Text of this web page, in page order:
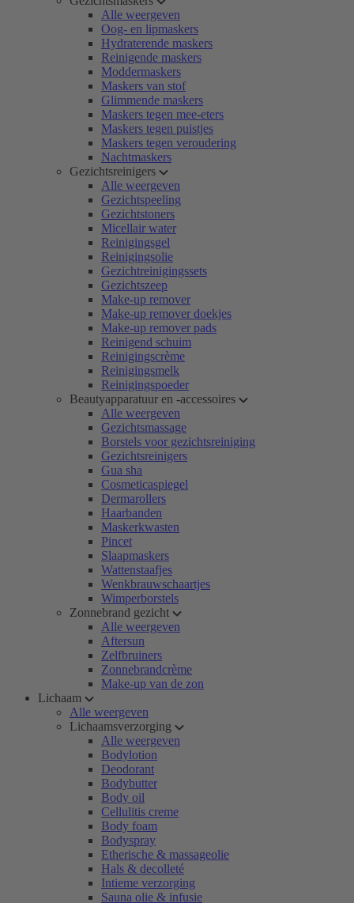
Alle weergeven
Oog- en lipmaskers
Hydraterende maskers
Reinigende maskers
Moddermaskers
Maskers van stof
Glimmende maskers
Maskers tegen mee-eters
Maskers tegen puistjes
Maskers tegen veroudering
Nachtmaskers
Gezichtsreinigers
Alle weergeven
Gezichtspeeling
Gezichtstoners
Micellair water
Reinigingsgel
Reinigingsolie
Gezichtreinigingssets
Gezichtszeep
Make-up remover
Make-up remover doekjes
Make-up remover pads
Reinigend schuim
Reinigingscrème
Reinigingsmelk
Reinigingspoeder
Beautyapparatuur en -accessoires
Alle weergeven
Gezichtsmassage
Borstels voor gezichtsreiniging
Gezichtsreinigers
Gua sha
Cosmeticaspiegel
Dermarollers
Haarbanden
Maskerkwasten
Pincet
Slaapmaskers
Wattenstaafjes
Wenkbrauwschaartjes
Wimperborstels
Zonnebrand gezicht
Alle weergeven
Aftersun
Zelfbruiners
Zonnebrandcrème
Make-up van de zon
Lichaam
Alle weergeven
Lichaamsverzorging
Alle weergeven
Bodylotion
Deodorant
Bodybutter
Body oil
Cellulitis creme
Body foam
Bodyspray
Etherische & massageolie
Hals & decolleté
Intieme verzorging
Sauna olie & infusie